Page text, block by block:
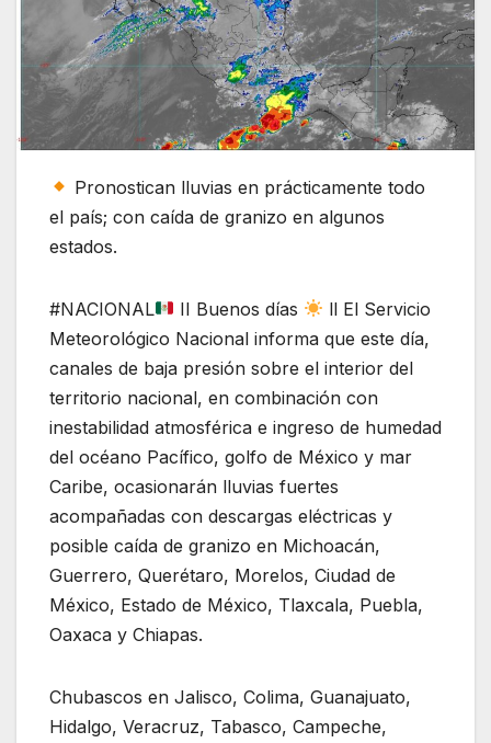
Pronostican lluvias en prácticamente todo
el país; con caída de granizo en algunos
estados.
#NACIONAL II Buenos días
ll El Servicio
Meteorológico Nacional informa que este día,
canales de baja presión sobre el interior del
territorio nacional, en combinación con
inestabilidad atmosférica e ingreso de humedad
del océano Pacífico, golfo de México y mar
Caribe, ocasionarán lluvias fuertes
acompañadas con descargas eléctricas y
posible caída de granizo en Michoacán,
Guerrero, Querétaro, Morelos, Ciudad de
México, Estado de México, Tlaxcala, Puebla,
Oaxaca y Chiapas.
Chubascos en Jalisco, Colima, Guanajuato,
Hidalgo, Veracruz, Tabasco, Campeche,